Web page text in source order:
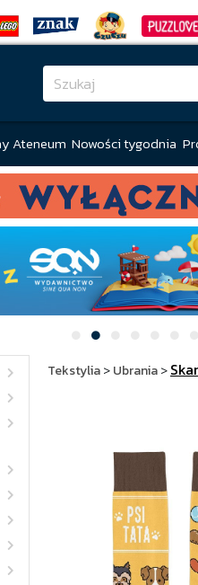
Ateneum Nowości tygodnia
Tekstylia>Ubrania>